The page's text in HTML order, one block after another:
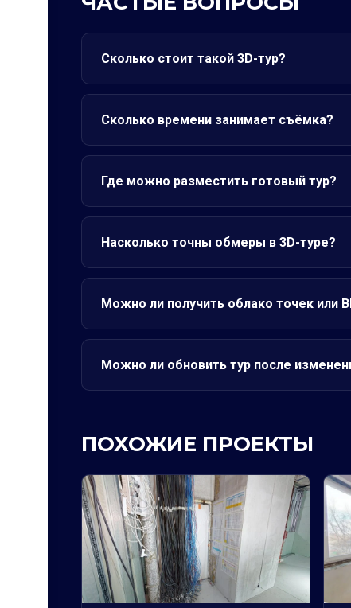
Сколько стоит такой 3D-тур?
Сколько времени занимает съёмка?
Где можно разместить готовый тур?
Насколько точны обмеры в 3D-туре?
Можно ли получить облако точек или
Можно ли обновить тур после
ПОХОЖИЕ ПРОЕКТЫ